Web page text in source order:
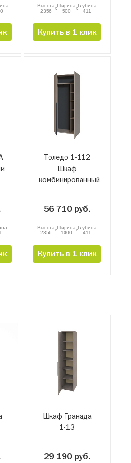
Высота
2356
xШирина
500
xГлубина
411
Купить в 1 клик
Толедо 1-112
Шкаф
комбинированный
56 710 руб.
Высота
2356
xШирина
1000
xГлубина
411
Купить в 1 клик
Шкаф Гранада
1-13
29 190 руб.